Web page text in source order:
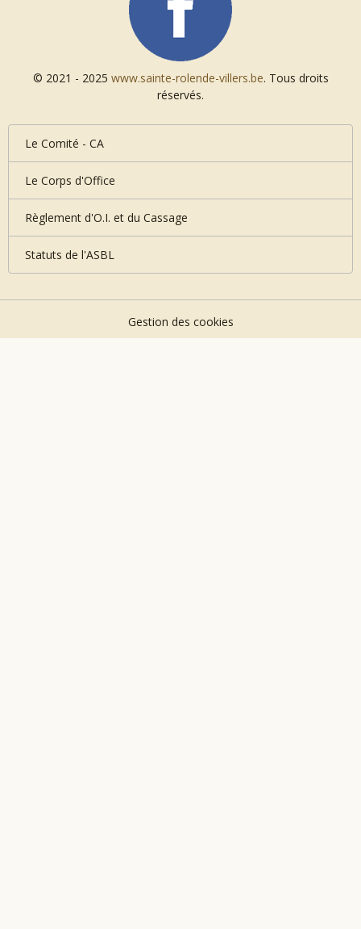
© 2021 - 2025 www.sainte-rolende-villers.be. Tous droits
réservés.
Le Comité - CA
Le Corps d'Office
Règlement d'O.I. et du Cassage
Statuts de l'ASBL
Gestion des cookies